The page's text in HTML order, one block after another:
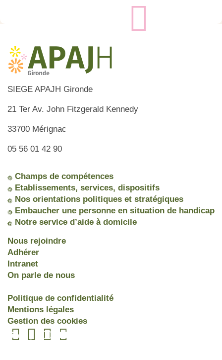
SIEGE APAJH Gironde
21 Ter Av. John Fitzgerald Kennedy
33700 Mérignac
05 56 01 42 90
Champs de compétences
Etablissements, services, dispositifs
Nos orientations politiques et stratégiques
Embaucher une personne en situation de handicap
Notre service d’aide à domicile
Nous rejoindre
Adhérer
Intranet
On parle de nous
Politique de confidentialité
Mentions légales
Gestion des cookies